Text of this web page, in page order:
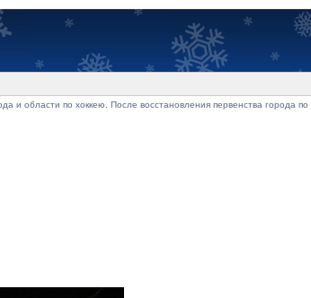
и области по хоккею. После восстановления первенства города